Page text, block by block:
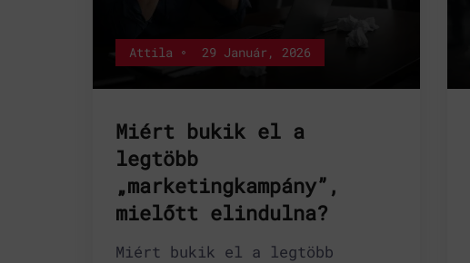
Attila 29 Január, 2026
Miért bukik el a
legtöbb
„marketingkampány”,
mielőtt elindulna?
Miért bukik el a legtöbb